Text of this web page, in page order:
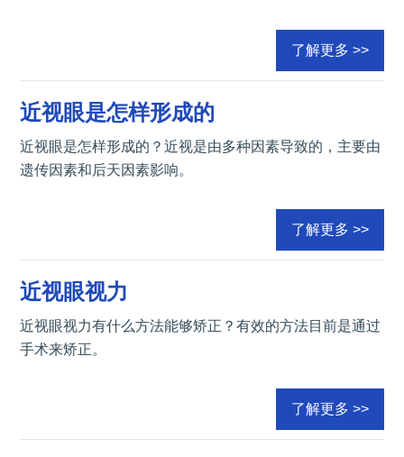
了解更多 >>
近视眼是怎样形成的
近视眼是怎样形成的？近视是由多种因素导致的，主要由
遗传因素和后天因素影响。
了解更多 >>
近视眼视力
近视眼视力有什么方法能够矫正？有效的方法目前是通过
手术来矫正。
了解更多 >>